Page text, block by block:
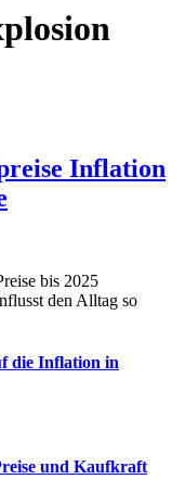
Inflation
bis 2025
den Alltag so
die Inflation in
und Kaufkraft